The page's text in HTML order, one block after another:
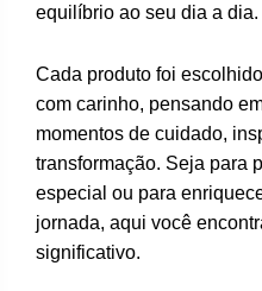
equilíbrio ao seu dia a dia.
Cada produto foi
com carinho, pensando
momentos de cuidado,
transformação. Seja para
especial ou para
jornada, aqui você
significativo.